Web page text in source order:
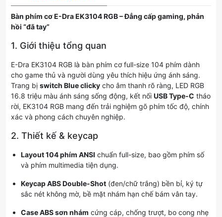
Bàn phím cơ E-Dra EK3104 RGB – Đẳng cấp gaming, phản
hồi “đã tay”
1. Giới thiệu tổng quan
E-Dra EK3104 RGB là bàn phím cơ full-size 104 phím dành
cho game thủ và người dùng yêu thích hiệu ứng ánh sáng.
Trang bị switch Blue clicky cho âm thanh rõ ràng, LED RGB
16.8 triệu màu ánh sáng sống động, kết nối USB Type-C tháo
rời, EK3104 RGB mang đến trải nghiệm gõ phím tốc độ, chính
xác và phong cách chuyên nghiệp.
2. Thiết kế & keycap
Layout 104 phím ANSI chuẩn full-size, bao gồm phím số
và phím multimedia tiện dụng.
Keycap ABS Double-Shot (đen/chữ trắng) bền bỉ, ký tự
sắc nét không mờ, bề mặt nhám hạn chế bám vân tay.
Case ABS sơn nhám cứng cáp, chống trượt, bo cong nhẹ